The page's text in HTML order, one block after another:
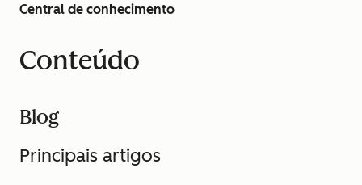
Central de conhecimento
Conteúdo
Blog
Principais artigos